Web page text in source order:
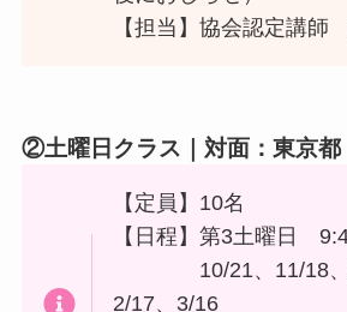
【担当】協会認定講
②土曜日クラス ｜対面：東京都
【定員】10名
【日程】第3土曜日
10/21、11/18、
2/17、3/16